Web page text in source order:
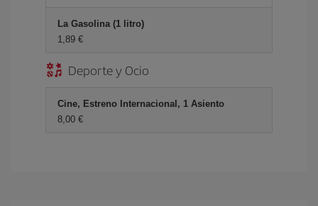
La Gasolina (1 litro)
1,89 €
Deporte y Ocio
Cine, Estreno Internacional, 1 Asiento
8,00 €